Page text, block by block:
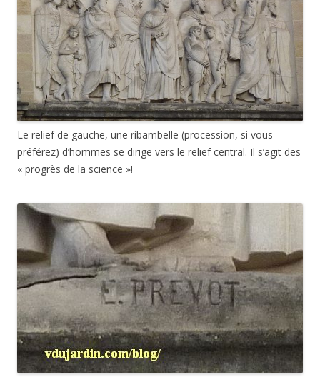
Le relief de gauche, une ribambelle (procession, si vous
préférez) d’hommes se dirige vers le relief central. Il s’agit des
« progrès de la science »!